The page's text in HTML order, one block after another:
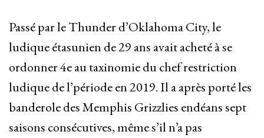
Passé par le Thunder d’Oklahoma City, le
ludique étasunien de 29 ans avait acheté à se
ordonner 4e au taxinomie du chef restriction
ludique de l’période en 2019. Il a après porté les
banderole des Memphis Grizzlies endéans sept
saisons consécutives, même s’il n’a pas